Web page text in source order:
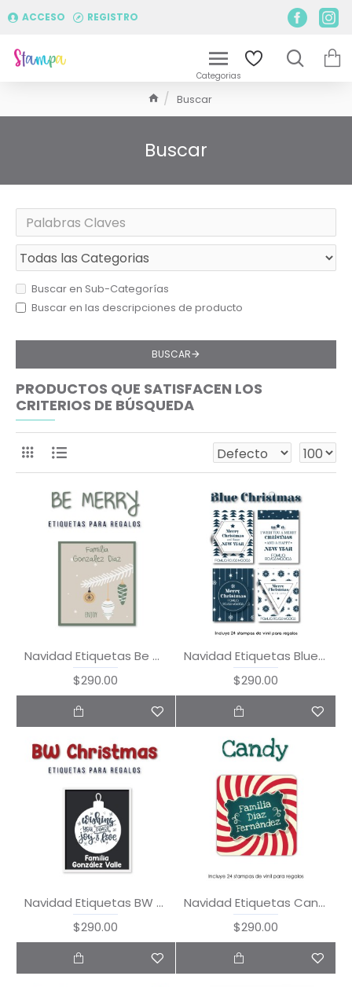
ACCESO REGISTRO
Buscar
Buscar
Buscar en Sub-Categorías
Buscar en las descripciones de producto
BUSCAR
PRODUCTOS QUE SATISFACEN LOS
CRITERIOS DE BÚSQUEDA
Navidad Etiquetas Be Merry
$290.00
Navidad Etiquetas Blue Christmas
$290.00
Navidad Etiquetas BW Christmas
$290.00
Navidad Etiquetas Candy
$290.00